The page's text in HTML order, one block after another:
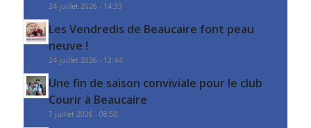
24 juillet 2026 - 14:33
Les Vendredis de Beaucaire font peau
neuve !
24 juillet 2026 - 12:44
Une fin de saison conviviale pour le club
Courir à Beaucaire
7 juillet 2026 - 08:50